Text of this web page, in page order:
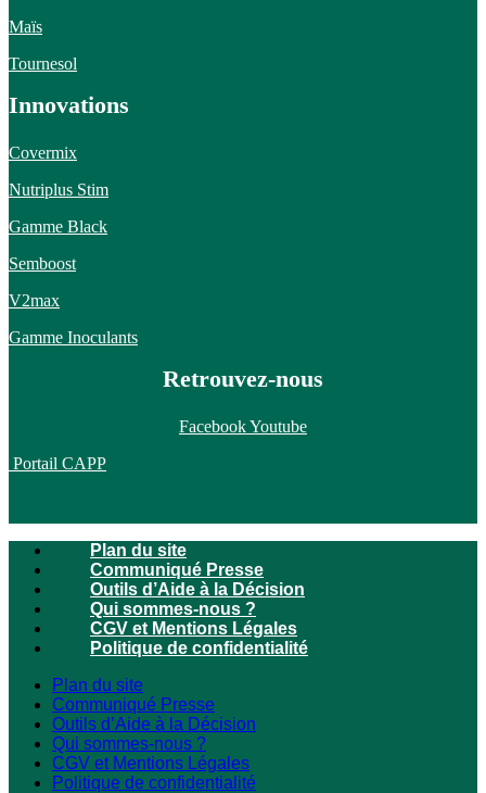
Maïs
Tournesol
Innovations
Covermix
Nutriplus Stim
Gamme Black
Semboost
V2max
Gamme Inoculants
Retrouvez-nous
FacebookYoutube
Portail CAPP
Plan du site
Communiqué Presse
Outils d’Aide à la Décision
Qui sommes-nous ?
CGV et Mentions Légales
Politique de confidentialité
Plan du site
Communiqué Presse
Outils d’Aide à la Décision
Qui sommes-nous ?
CGV et Mentions Légales
Politique de confidentialité